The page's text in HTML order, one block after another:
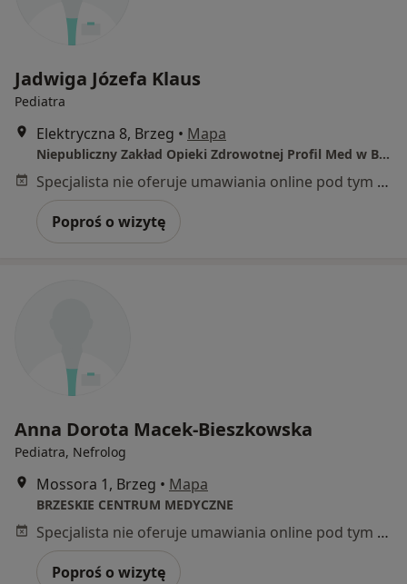
Jadwiga Józefa Klaus
Pediatra
Elektryczna 8, Brzeg • Mapa
Niepubliczny Zakład Opieki Zdrowotnej Profil Med w Brzegu Jadwiga Klaus
Specjalista nie oferuje umawiania online pod tym adresem.
Poproś o wizytę
Anna Dorota Macek-Bieszkowska
Pediatra, Nefrolog
Mossora 1, Brzeg • Mapa
BRZESKIE CENTRUM MEDYCZNE
Specjalista nie oferuje umawiania online pod tym adresem.
Poproś o wizytę